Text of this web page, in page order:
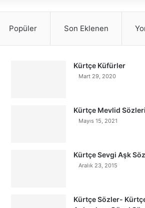
Popüler Son Eklenen
Kürtçe Küfürler
Mart 29, 2020
Kürtçe Mevlid Sözleri
Mayıs 15, 2021
Kürtçe Sevgi Aşk
Aralık 23, 2015
Kürtçe Sözler-